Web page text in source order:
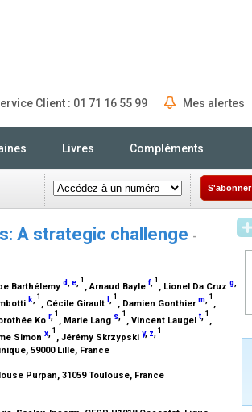
Client : 01 71 16 55 99 Mes alertes
Livres Compléments
S'abonner
A strategic challenge -
Barthélemy d,e, 1
, Arnaud Bayle f, 1
, Lionel Da Cruz g,
k, 1
, Cécile Girault , 1
, Damien Gonthierm, 1
,
Ko r, 1
, Marie Lang s, 1
, Vincent Laugel t, 1
,
Simon x, 1
, Jérémy Skrzypski y, z, 1
59000 Lille, France
Purpan, 31059 Toulouse, France